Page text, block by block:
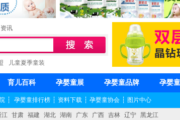
资讯
儿童夏季童装
育儿百科 孕婴童展 孕婴童品牌 孕婴
┆ 孕婴童排行榜 ┆ 资料下载 ┆ 孕婴童协会 ┆ 图片中心
江 甘肃 福建 湖北 湖南 广东 广西 吉林 辽宁 黑龙江